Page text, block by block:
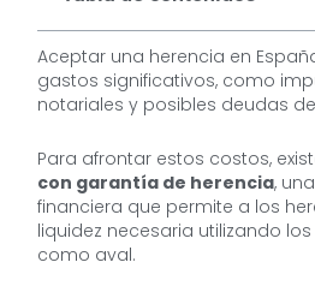
Aceptar una herencia en
gastos significativos, como
notariales y posibles deudas
Para afrontar estos costos,
con garantía de herencia,
financiera que permite a los
liquidez necesaria utilizando
como aval.